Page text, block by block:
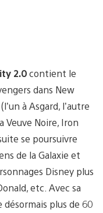
2.0contient le
dans New
à Asgard, l’autre
Veuve Noire, Iron
se poursuivre
de la Galaxie et
Disney plus
etc. Avec sa
désormais plus de 60